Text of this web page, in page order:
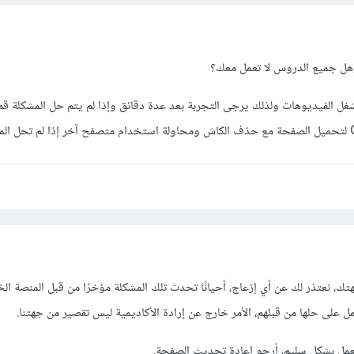
جميع الدروس لا تعمل معك؟
الفيديوهات ولذلك يرجى التجربة بعد عدة دقائق وإذا لم يتم حل المشكلة
نعتذر لك عن أي إزعاج، أحيانًا تحدث تلك المشكلة مؤخرًا من قبل المنصة
على حلها من قبلهم، الأمر خارج عن إرادة الأكاديمية ليس تقصير من جهتنا.